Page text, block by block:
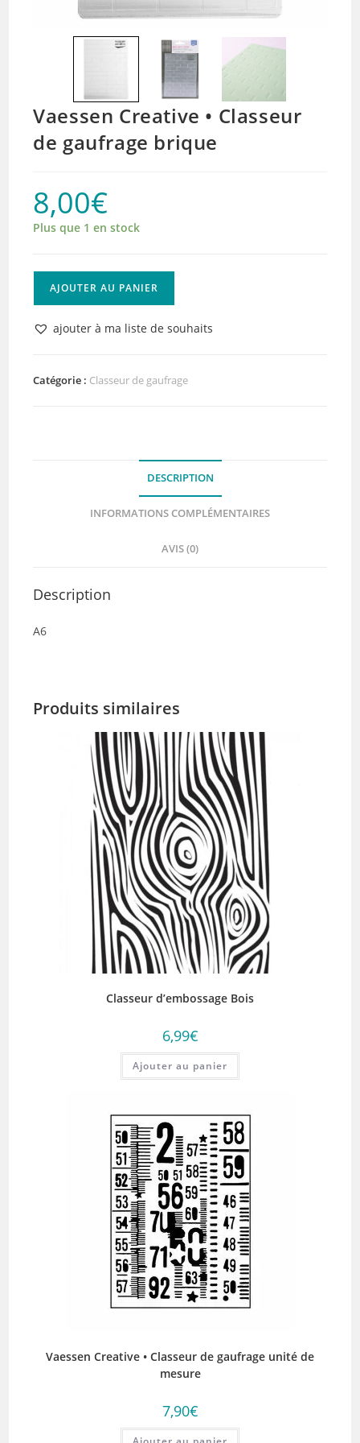
Vaessen Creative • Classeur
de gaufrage brique
8,00€
Plus que 1 en stock
Vaessen
Creative
Classeur
AJOUTER AU PANIER
ajouter à ma liste de souhaits
Catégorie : Classeur de gaufrage
DESCRIPTION
INFORMATIONS COMPLÉMENTAIRES
AVIS (0)
Description
A6
Produits similaires
Classeur d’embossage Bois
6,99€
Ajouter au panier
Vaessen Creative • Classeur de gaufrage unité de
mesure
7,90€